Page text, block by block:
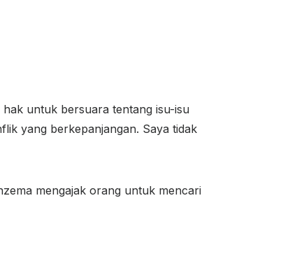
untuk bersuara tentang isu-isu
yang berkepanjangan. Saya tidak
mengajak orang untuk mencari